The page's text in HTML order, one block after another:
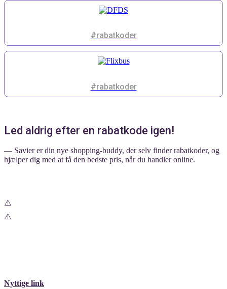
#rabatkoder
#rabatkoder
Led aldrig efter en rabatkode igen!
— Savier er din nye shopping-buddy, der selv finder rabatkoder, og
hjælper dig med at få den bedste pris, når du handler online.
Nyttige link